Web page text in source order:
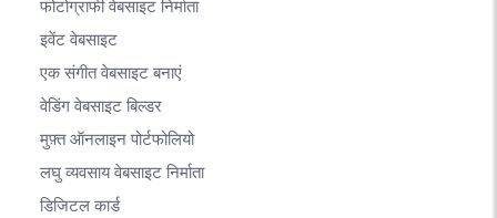
फोटोग्राफी वेबसाइट निर्माता
इवेंट वेबसाइट
एक संगीत वेबसाइट बनाएं
वेडिंग वेबसाइट बिल्डर
मुफ़्त ऑनलाइन पोर्टफोलियो
लघु व्यवसाय वेबसाइट निर्माता
डिजिटल कार्ड